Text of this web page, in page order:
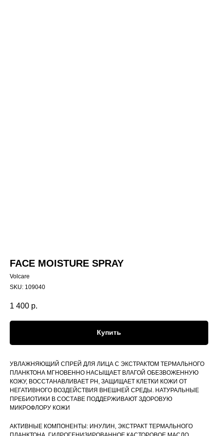
FACE MOISTURE SPRAY
Volcare
SKU: 109040
1 400 р.
Купить
УВЛАЖНЯЮЩИЙ СПРЕЙ ДЛЯ ЛИЦА С ЭКСТРАКТОМ ТЕРМАЛЬНОГО
ПЛАНКТОНА МГНОВЕННО НАСЫЩАЕТ ВЛАГОЙ ОБЕЗВОЖЕННУЮ
КОЖУ, ВОССТАНАВЛИВАЕТ PH, ЗАЩИЩАЕТ КЛЕТКИ КОЖИ ОТ
НЕГАТИВНОГО ВОЗДЕЙСТВИЯ ВНЕШНЕЙ СРЕДЫ. НАТУРАЛЬНЫЕ
ПРЕБИОТИКИ В СОСТАВЕ ПОДДЕРЖИВАЮТ ЗДОРОВУЮ
МИКРОФЛОРУ КОЖИ
АКТИВНЫЕ КОМПОНЕНТЫ: ИНУЛИН, ЭКСТРАКТ ТЕРМАЛЬНОГО